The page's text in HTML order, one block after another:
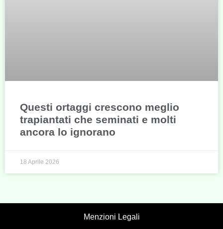
Questi ortaggi crescono meglio
trapiantati che seminati e molti
ancora lo ignorano
18 Aprile 2026
Menzioni Legali